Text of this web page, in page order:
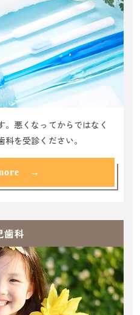
。悪くなってからではなく
科を受診ください。
→
歯科